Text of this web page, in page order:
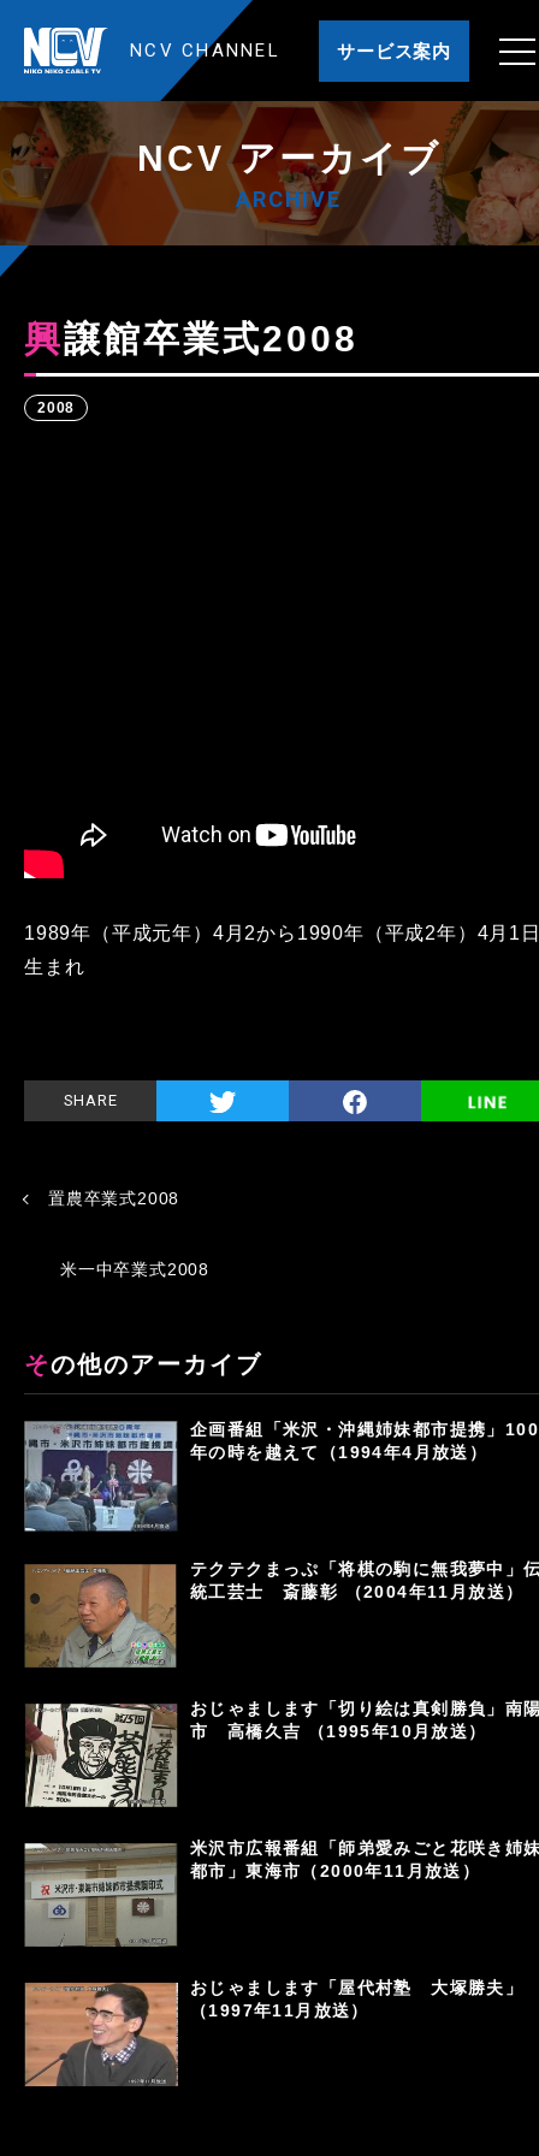
NCV CHANNEL サービス案内
NCV アーカイブ
ARCHIVE
興譲館卒業式2008
2008
1989年（平成元年）4月2から1990年（平成2年）4月1
生まれ
SHARE
置農卒業式2008
米一中卒業式2008
その他のアーカイブ
企画番組「米沢・沖縄姉妹都市提携」100
年の時を越えて（1994年4月放送）
テクテクまっぷ「将棋の駒に無我夢中」
統工芸士 斎藤彰 （2004年11月放送）
おじゃまします「切り絵は真剣勝負」南
市 高橋久吉 （1995年10月放送）
米沢市広報番組「師弟愛みごと花咲き姉
都市」東海市（2000年11月放送）
おじゃまします「屋代村塾 大塚勝夫」
（1997年11月放送）